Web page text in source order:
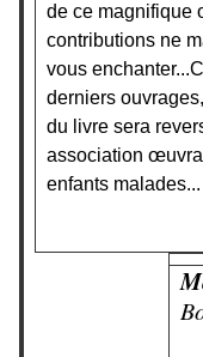
de ce magnifique
contributions ne
vous
derniers
du livre sera
association
enfants malades...